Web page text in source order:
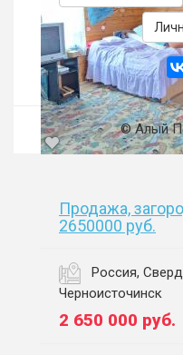
Продажа,
2650000 руб.
Россия,
Черноисточинск
2 650 000 руб.
© Алый